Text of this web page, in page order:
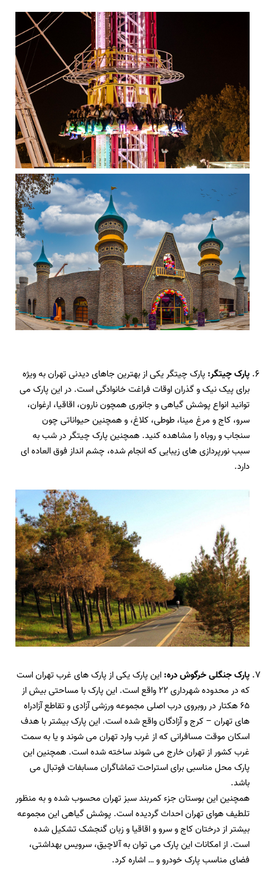
پارک چیتگر: پارک چیتگریکی از بهترینجاهای دیدنی تهرانبه ویژه
برای پیک نیک و گذران اوقات فراغت خانوادگی است. در این پارک می
توانید انواع پوشش گیاهی و جانوری همچون نارون، اقاقیا، ارغوان،
سرو، کاج و مرغ مینا، طوطی، کلاغ، و همچنین حیواناتی چون
سنجاب و روباه را مشاهده کنید. همچنین پارک چیتگر در شب به
سبب نورپردازی های زیبایی که انجام شده، چشم انداز فوق العاده ای
دارد.
پارک جنگلی خرگوش دره: این پارک یکی از پارک های غرب تهران است
که در محدوده شهرداری ۲۲ واقع است. این پارک با مساحتی بیش از
۶۵ هکتار در روبروی درب اصلی مجموعه ورزشی آزادی و تقاطع آزادراه
های تهران – کرج و آزادگان واقع شده است. این پارک بیشتر با هدف
اسکان موقت مسافرانی که از غرب وارد تهران می شوند و یا به سمت
غرب کشور از تهران خارج می شوند ساخته شده است. همچنین این
پارک محل مناسبی برای استراحت تماشاگران مسابفات فوتبال می
باشد.
همچنین این بوستان جزء کمربند سبز تهران محسوب شده و به منظور
تلطیف هوای تهران احداث گردیده است. پوشش گیاهی این مجموعه
بیشتر از درختان کاج و سرو و اقاقیا و زبان گنجشک تشکیل شده
است. از امکانات این پارک می توان به آلاچیق، سرویس بهداشتی،
فضای مناسب پارک خودرو و … اشاره کرد.